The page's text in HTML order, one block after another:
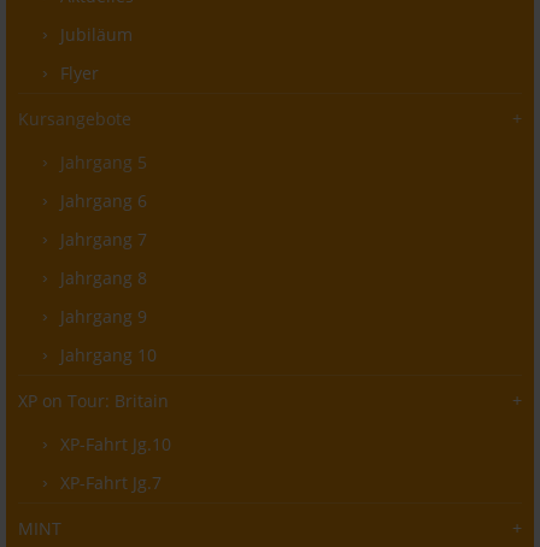
Jubiläum
Flyer
Kursangebote
Jahrgang 5
Jahrgang 6
Jahrgang 7
Jahrgang 8
Jahrgang 9
Jahrgang 10
XP on Tour: Britain
XP-Fahrt Jg.10
XP-Fahrt Jg.7
MINT